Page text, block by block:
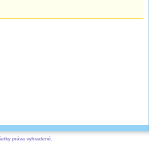
práva vyhradené.